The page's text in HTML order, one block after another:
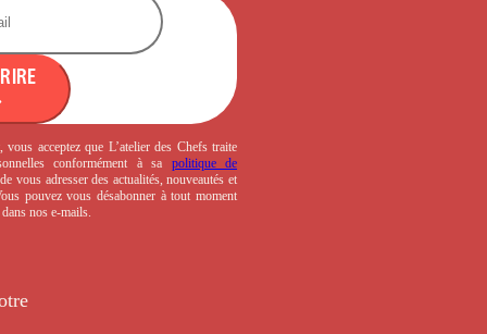
acceptez que L’atelier des Chefs traite
conformément à sa politique de
vous adresser des actualités, nouveautés et
pouvez vous désabonner à tout moment
nos e-mails.